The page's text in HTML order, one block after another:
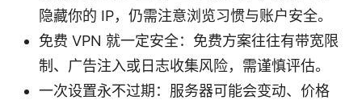
隐藏你的 IP，仍需注意浏览习惯与账户安全。
免费 VPN 就一定安全：免费方案往往有带宽限
制、广告注入或日志收集风险，需谨慎评估。
一次设置永不过期：服务器可能会变动、价格